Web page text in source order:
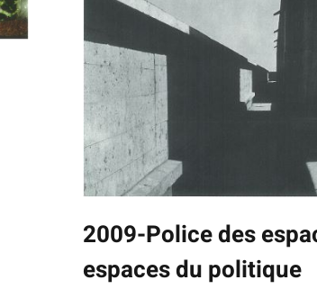
2009-Police des
espaces du politique